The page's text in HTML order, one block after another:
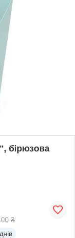
бірюзова
₴